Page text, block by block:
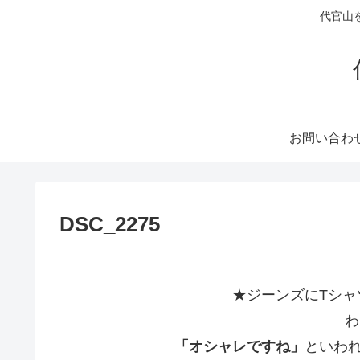
代官山
お問い合わ
DSC_2275
★ジーンズにTシャ
「オシャレですね」
といわ